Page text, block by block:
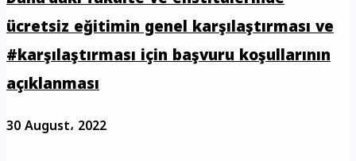
ücretsiz eğitimin genel karşılaştırması ve
#karşılaştırması için başvuru koşullarının
açıklanması
30 August، 2022